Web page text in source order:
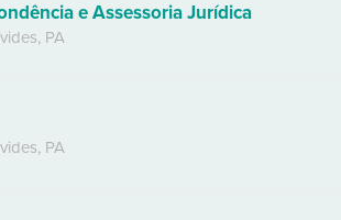
e Assessoria Jurídica
, PA
, PA